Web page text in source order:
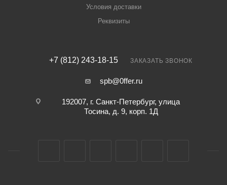
Условия доставки
Реквизиты
+7 (812) 243-18-15 ЗАКАЗАТЬ ЗВОНОК
spb@0ffer.ru
192007, г. Санкт-Петербург, улица
Тосина, д. 9, корп. 1Д